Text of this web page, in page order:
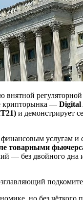
крипторынка — Digital
и демонстрирует
услугам
товарными
— без двойного
но без чёткого